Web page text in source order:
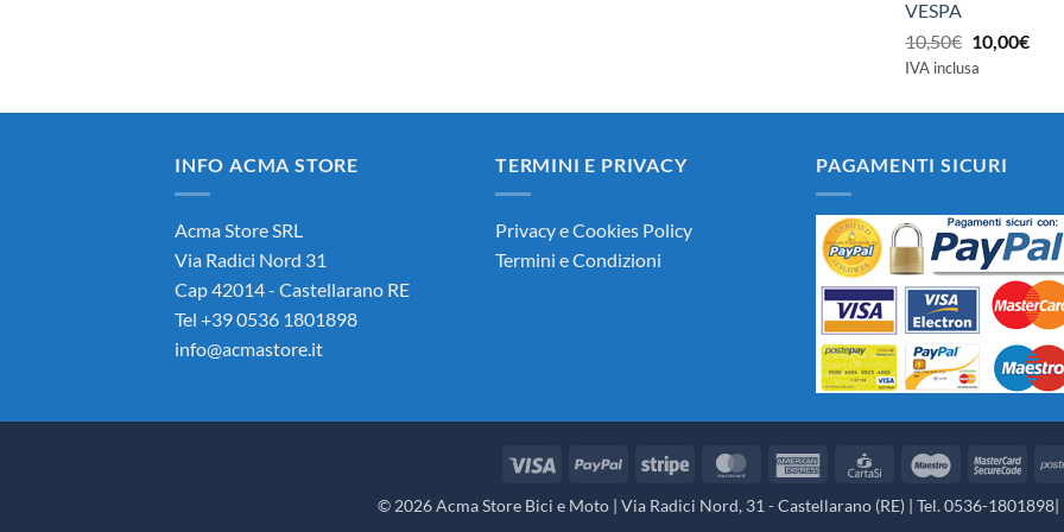
VESPA
10,50€ Il
prezzo
era:
10,00€Il
è:
IVA inclusa
INFO ACMA STORE
Acma Store SRL
Via Radici Nord 31
Cap 42014 - Castellarano RE
Tel +39 0536 1801898
info@acmastore.it
TERMINI E PRIVACY
Privacy e Cookies Policy
Termini e Condizioni
PAGAMENTI SICURI
Visa PayPal Stripe MasterCardAmerican
CartaSi Maestro
© 2026 Acma Store Bici e Moto | Via Radici Nord, 31 - Castellarano (RE) | Tel. 0536-